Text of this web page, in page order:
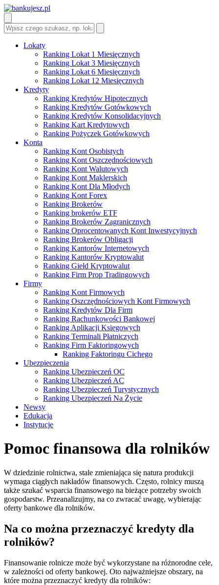
Lokaty
Ranking Lokat 1 Miesięcznych
Ranking Lokat 3 Miesięcznych
Ranking Lokat 6 Miesięcznych
Ranking Lokat 12 Miesięcznych
Kredyty
Ranking Kredytów Hipotecznych
Ranking Kredytów Gotówkowych
Ranking Kredytów Konsolidacyjnych
Ranking Kart Kredytowych
Ranking Pożyczek Gotówkowych
Konta
Ranking Kont Osobistych
Ranking Kont Oszczędnościowych
Ranking Kont Walutowych
Ranking Kont Maklerskich
Ranking Kont Dla Młodych
Ranking Kont Forex
Ranking Brokerów
Ranking brokerów ETF
Ranking Brokerów Zagranicznych
Ranking Oprocentowanych Kont Inwestycyjnych
Ranking Brokerów Obligacji
Ranking Kantorów Internetowych
Ranking Kantorów Kryptowalut
Ranking Giełd Kryptowalut
Ranking Firm Prop Tradingowych
Firmy
Ranking Kont Firmowych
Ranking Oszczędnościowych Kont Firmowych
Ranking Kredytów Dla Firm
Ranking Rachunkowości Bankowej
Ranking Aplikacji Księgowych
Ranking Terminali Płatniczych
Ranking Firm Faktoringowych
Ranking Faktoringu Cichego
Ubezpieczenia
Ranking Ubezpieczeń OC
Ranking Ubezpieczeń AC
Ranking Ubezpieczeń Turystycznych
Ranking Ubezpieczeń Na Życie
Newsy
Edukacja
Instytucje
Pomoc finansowa dla rolników
W dziedzinie rolnictwa, stale zmieniająca się natura produkcji
wymaga ciągłych nakładów finansowych. Często, rolnicy muszą
także szukać wsparcia finansowego na bieżące potrzeby swoich
gospodarstw. Przeanalizujmy, na co zwracać uwagę, wybierając
oferty bankowe dla rolników.
Na co można przeznaczyć kredyty dla
rolników?
Finansowanie rolnicze może być wykorzystane na różnorodne cele,
w zależności od oferty bankowej. Oto najważniejsze obszary, na
które można przeznaczyć kredyty dla rolników: